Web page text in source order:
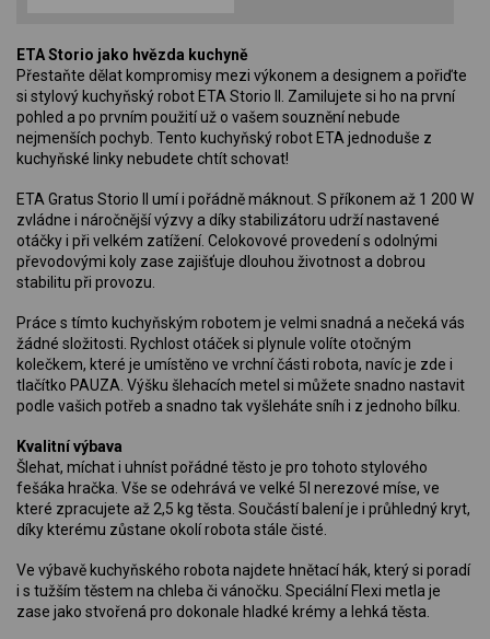
ETA Storio jako hvězda kuchyně
Přestaňte dělat kompromisy mezi výkonem a designem a pořiďte
si stylový kuchyňský robot ETA Storio II. Zamilujete si ho na první
pohled a po prvním použití už o vašem souznění nebude
nejmenších pochyb. Tento kuchyňský robot ETA jednoduše z
kuchyňské linky nebudete chtít schovat!
ETA Gratus Storio II umí i pořádně máknout. S příkonem až 1 200 W
zvládne i náročnější výzvy a díky stabilizátoru udrží nastavené
otáčky i při velkém zatížení. Celokovové provedení s odolnými
převodovými koly zase zajišťuje dlouhou životnost a dobrou
stabilitu při provozu.
Práce s tímto kuchyňským robotem je velmi snadná a nečeká vás
žádné složitosti. Rychlost otáček si plynule volíte otočným
kolečkem, které je umístěno ve vrchní části robota, navíc je zde i
tlačítko PAUZA. Výšku šlehacích metel si můžete snadno nastavit
podle vašich potřeb a snadno tak vyšleháte sníh i z jednoho bílku.
Kvalitní výbava
Šlehat, míchat i uhníst pořádné těsto je pro tohoto stylového
fešáka hračka. Vše se odehrává ve velké 5l nerezové míse, ve
které zpracujete až 2,5 kg těsta. Součástí balení je i průhledný kryt,
díky kterému zůstane okolí robota stále čisté.
Ve výbavě kuchyňského robota najdete hnětací hák, který si poradí
i s tužším těstem na chleba či vánočku. Speciální Flexi metla je
zase jako stvořená pro dokonale hladké krémy a lehká těsta.